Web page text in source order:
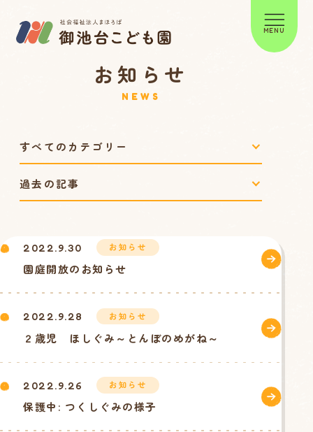
MENU
お知らせ
NEWS
2022.9.30 お知らせ
園庭開放のお知らせ
2022.9.28 お知らせ
２歳児 ほしぐみ～とんぼのめがね～
2022.9.26 お知らせ
保護中: つくしぐみの様子